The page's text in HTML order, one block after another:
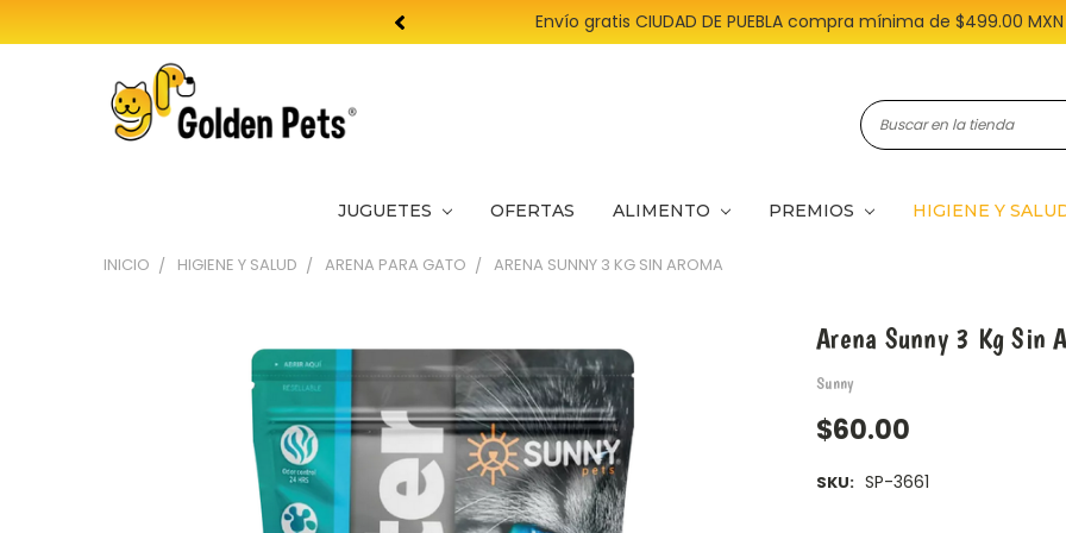
Envío gratis CIUDAD DE PUEBLA compra mínima de $499.00 MXN
Buscar
JUGUETES OFERTAS ALIMENTO PREMIOS HIGIENE Y
INICIO HIGIENE Y SALUD ARENA PARA GATO ARENA SUNNY 3 KG SIN AROMA
Arena Sunny 3 Kg Sin
Sunny
$60.00
SKU: SP-3661